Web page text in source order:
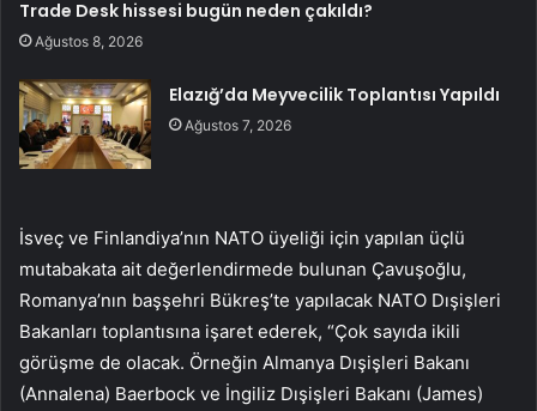
Trade Desk hissesi bugün neden çakıldı?
Ağustos 8, 2026
Elazığ’da Meyvecilik Toplantısı Yapıldı
Ağustos 7, 2026
İsveç ve Finlandiya’nın NATO üyeliği için yapılan üçlü
mutabakata ait değerlendirmede bulunan Çavuşoğlu,
Romanya’nın başşehri Bükreş’te yapılacak NATO Dışişleri
Bakanları toplantısına işaret ederek, “Çok sayıda ikili
görüşme de olacak. Örneğin Almanya Dışişleri Bakanı
(Annalena) Baerbock ve İngiliz Dışişleri Bakanı (James)